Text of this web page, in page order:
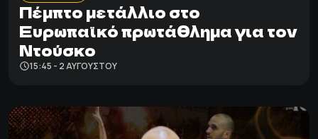
Πέμπτο μετάλλιο στο
Ευρωπαϊκό πρωτάθλημα για τον
Ντούσκο
15:45 - 2 ΑΥΓΟΎΣΤΟΥ